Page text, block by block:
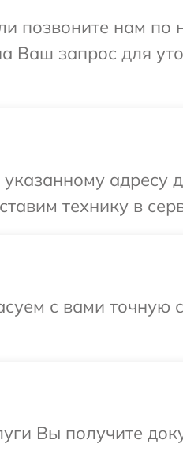
позвоните нам по
Ваш запрос для
адресу
технику в
с вами точную
Вы получите